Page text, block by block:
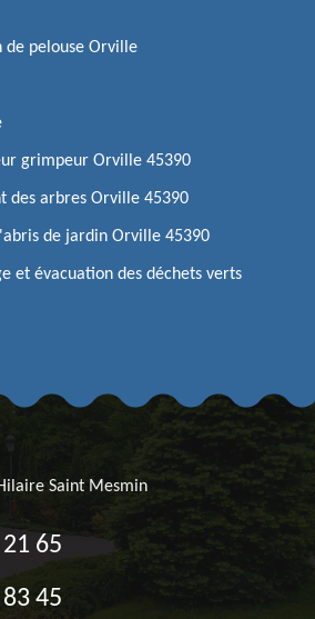
de pelouse Orville
grimpeur Orville 45390
des arbres Orville 45390
de jardin Orville 45390
et évacuation des déchets verts
Saint Mesmin
65
45